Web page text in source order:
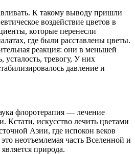
К такому выводу пришли
воздействие цветов в
которые перенесли
где были расставлены цветы.
реакция: они в меньшей
усталость, тревогу, У них
давление и
флоротерапия — лечение
Кстати, искусство лечить цветами
Азии, где испокон веков
неотъемлемая часть Вселенной и
природа.